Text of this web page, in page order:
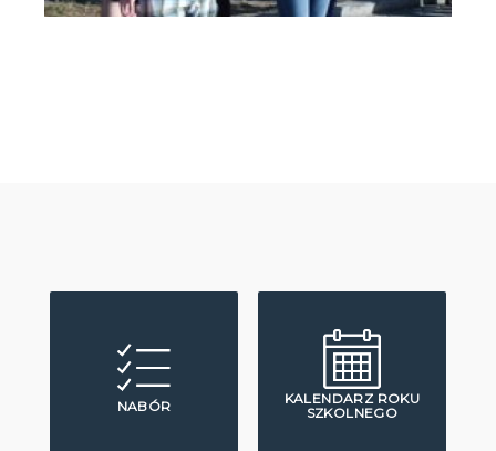
NABÓR
KALENDARZ ROKU
SZKOLNEGO